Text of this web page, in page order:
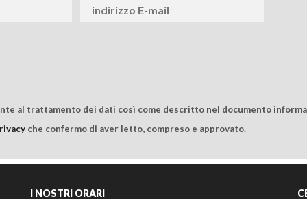
al trattamento dei dati così come descritto nel documento
che confermo di aver letto, compreso e approvato.
I NOSTRI ORARI